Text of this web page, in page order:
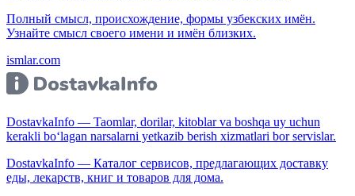
Полный смысл, происхождение, формы узбекских имён.
Узнайте смысл своего имени и имён близких.
ismlar.com
DostavkaInfo — Taomlar, dorilar, kitoblar va boshqa uy uchun
kerakli bo‘lagan narsalarni yetkazib berish xizmatlari bor servislar.
DostavkaInfo — Каталог сервисов, предлагающих доставку
еды, лекарств, книг и товаров для дома.